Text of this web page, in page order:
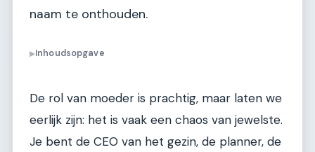
naam te onthouden.
▶Inhoudsopgave
De rol van moeder is prachtig, maar laten we
eerlijk zijn: het is vaak een chaos van jewelste.
Je bent de CEO van het gezin, de planner, de